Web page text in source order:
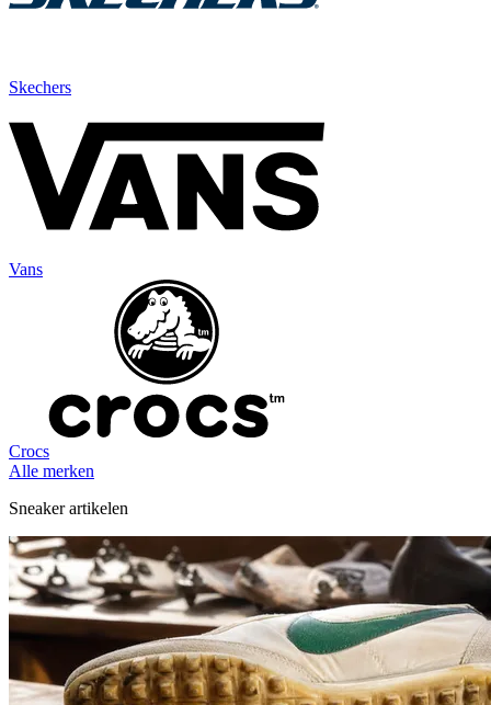
Skechers
Vans
Crocs
Alle merken
Sneaker artikelen